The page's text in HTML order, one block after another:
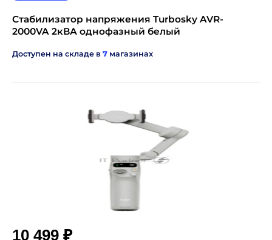
Стабилизатор напряжения Turbosky AVR-
2000VA 2кВА однофазный белый
Доступен на складе в 7 магазинах
10 499 ₽